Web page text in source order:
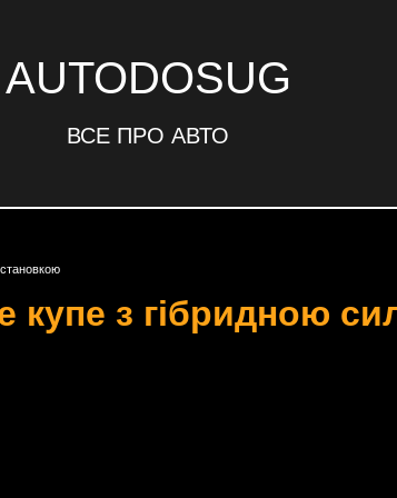
AUTODOSUG
ВСЕ ПРО АВТО
купе з гібридною